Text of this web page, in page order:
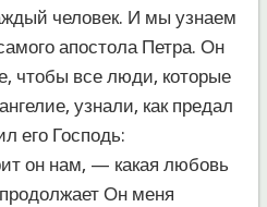
человек. И мы узнаем
апостола Петра. Он
чтобы все люди, которые
узнали, как предал
его Господь:
он нам, — какая любовь
Он меня